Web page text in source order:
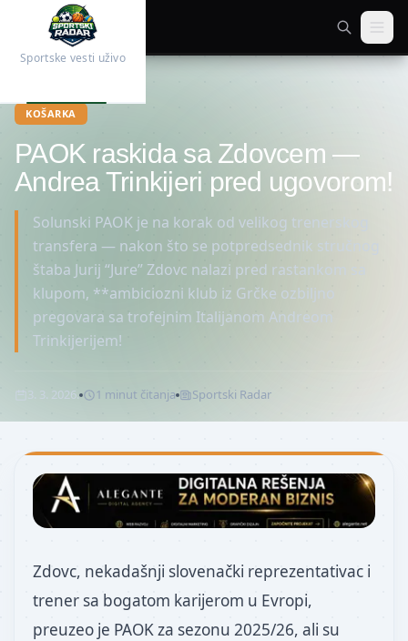
Sportske vesti uživo
KOŠARKA
PAOK raskida sa Zdovcem —
Andrea Trinkijeri pred ugovorom!
Solunski PAOK je na korak od velikog trenerskog
transfera — nakon što se potpredsednik stručnog
štaba Jurij “Jure” Zdovc nalazi pred rastankom sa
klupom, **ambiciozni klub iz Grčke ozbiljno
pregovara sa trofejnim Italijanom Andreom
Trinkijerijem!
3. 3. 2026. 1 minut čitanja Sportski Radar
Zdovc, nekadašnji slovenački reprezentativac i
trener sa bogatom karijerom u Evropi,
preuzeo je PAOK za sezonu 2025/26, ali su